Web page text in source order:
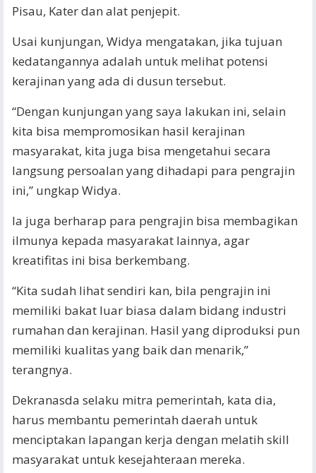
Pisau, Kater dan alat penjepit.
Usai kunjungan, Widya mengatakan, jika tujuan
kedatangannya adalah untuk melihat potensi
kerajinan yang ada di dusun tersebut.
“Dengan kunjungan yang saya lakukan ini, selain
kita bisa mempromosikan hasil kerajinan
masyarakat, kita juga bisa mengetahui secara
langsung persoalan yang dihadapi para pengrajin
ini,” ungkap Widya.
Ia juga berharap para pengrajin bisa membagikan
ilmunya kepada masyarakat lainnya, agar
kreatifitas ini bisa berkembang.
“Kita sudah lihat sendiri kan, bila pengrajin ini
memiliki bakat luar biasa dalam bidang industri
rumahan dan kerajinan. Hasil yang diproduksi pun
memiliki kualitas yang baik dan menarik,”
terangnya.
Dekranasda selaku mitra pemerintah, kata dia,
harus membantu pemerintah daerah untuk
menciptakan lapangan kerja dengan melatih skill
masyarakat untuk kesejahteraan mereka.